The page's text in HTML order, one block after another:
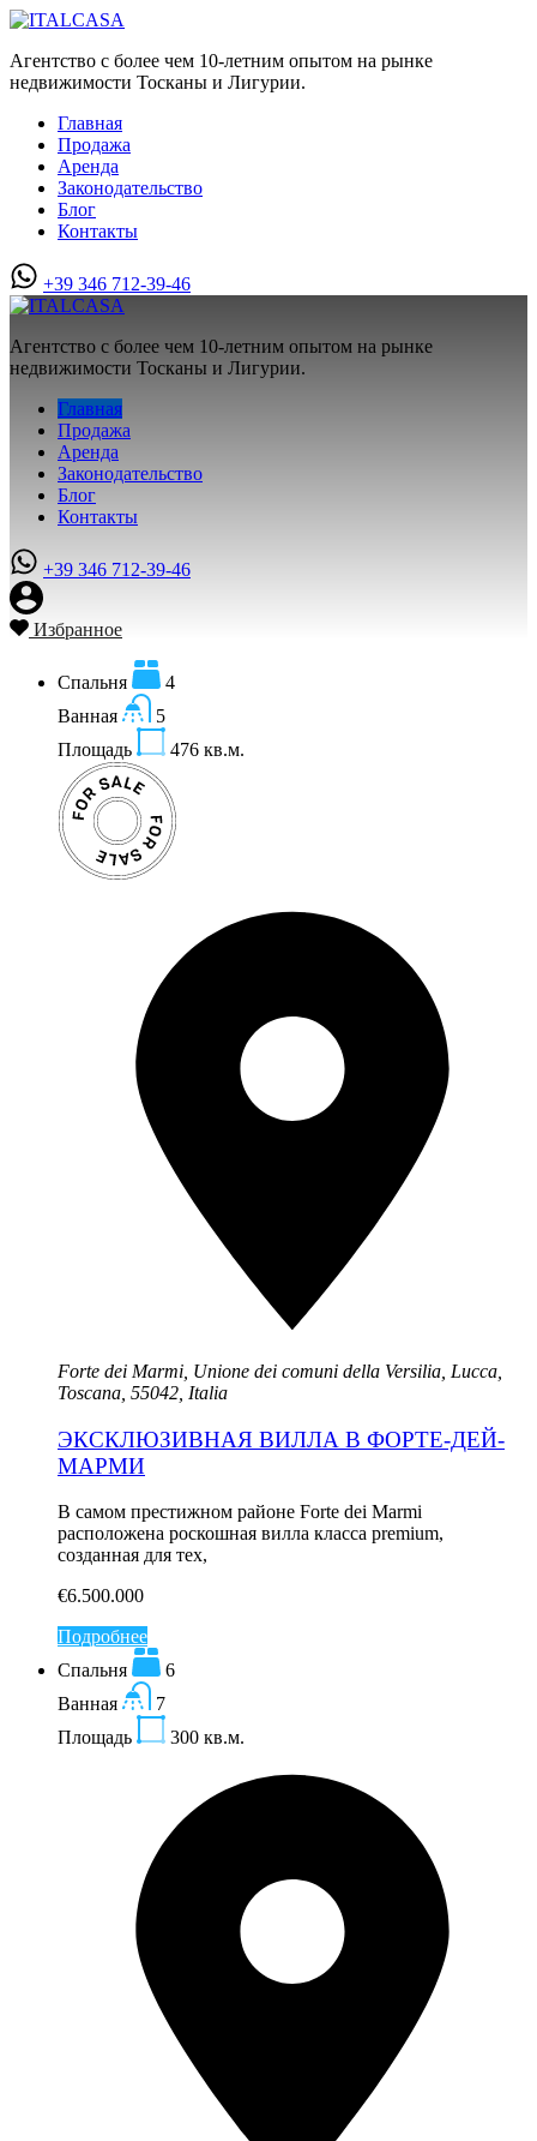
Агентство с более чем 10-летним опытом на рынке
недвижимости Тосканы и Лигурии.
Главная
Продажа
Аренда
Законодательство
Блог
Контакты
+39 346 712-39-46
Агентство с более чем 10-летним опытом на рынке
недвижимости Тосканы и Лигурии.
Главная
Продажа
Аренда
Законодательство
Блог
Контакты
+39 346 712-39-46
Избранное
Спальня
4
Ванная
5
Площадь
476 кв.м.
Forte dei Marmi, Unione dei comuni della Versilia, Lucca,
Toscana, 55042, Italia
ЭКСКЛЮЗИВНАЯ ВИЛЛА В ФОРТЕ-ДЕЙ-
МАРМИ
В самом престижном районе Forte dei Marmi
расположена роскошная вилла класса premium,
созданная для тех,
€6.500.000
Подробнее
Спальня
6
Ванная
7
Площадь
300 кв.м.